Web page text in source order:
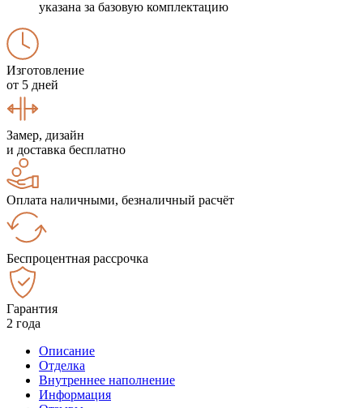
указана за базовую комплектацию
Изготовление
от 5 дней
Замер, дизайн
и доставка бесплатно
Оплата наличными, безналичный расчёт
Беспроцентная рассрочка
Гарантия
2 года
Описание
Отделка
Внутреннее наполнение
Информация